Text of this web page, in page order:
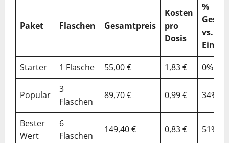
Paket Flaschen Gesamtpreis
Kosten
pro
Dosis
%
vs.
Einzel
Starter
1 Flasche 55,00 € 1,83 € 0%
Popular
3
Flaschen
89,70 € 0,99 € 34%
Bester
Wert
6
Flaschen
149,40 € 0,83 € 51%